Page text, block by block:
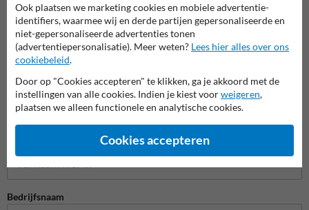
Bedrijfsnaam
Ook plaatsen we marketing cookies en mobiele advertentie-
identifiers, waarmee wij en derde partijen gepersonaliseerde en
niet-gepersonaliseerde advertenties tonen
(advertentiepersonalisatie). Meer weten? Lees hier alles over ons
cookiebeleid.
Door op "Cookies accepteren" te klikken, ga je akkoord met de
instellingen van alle cookies. Indien je kiest voorweigeren,
plaatsen we alleen functionele en analytische cookies.
Cookies accepteren